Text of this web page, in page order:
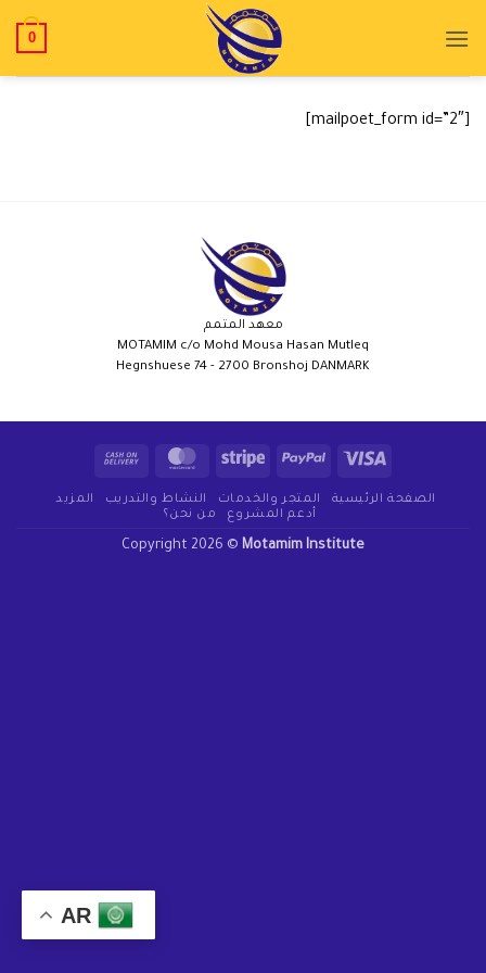
0
[mailpoet_form id=”2″]
معهد المتمم
MOTAMIM c/o Mohd Mousa Hasan Mutleq
Hegnshuese 74 - 2700 Bronshoj DANMARK
الصفحة الرئيسية المتجر والخدمات النشاط والتدريب
المزيد
أدعم المشروع
من نحن؟
Copyright 2026 © Motamim Institute
AR